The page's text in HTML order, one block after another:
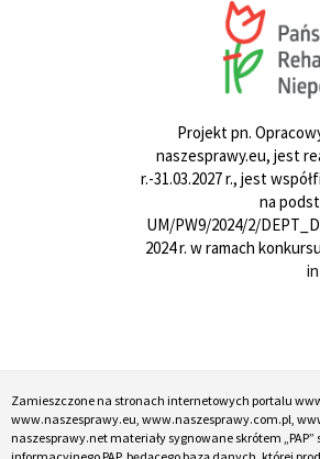
Projekt pn.
naszesprawy.eu, jest
r.-31.03.2027 r., jest
na
UM/PW9/2024/2/
2024 r. w ramach
Zamieszczone na stronach internetowych portalu
www.naszesprawy.eu, www.naszesprawy.com.pl,
naszesprawy.net materiały sygnowane skrótem